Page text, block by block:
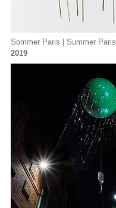
Sommer Paris | Summer Paris
2019